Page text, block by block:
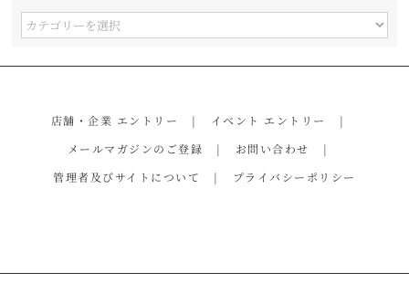
カ
店舗・企業 エントリー
イベント エントリー
メールマガジンのご登録
お問い合わせ
管理者及びサイトについて
プライバシーポリシー